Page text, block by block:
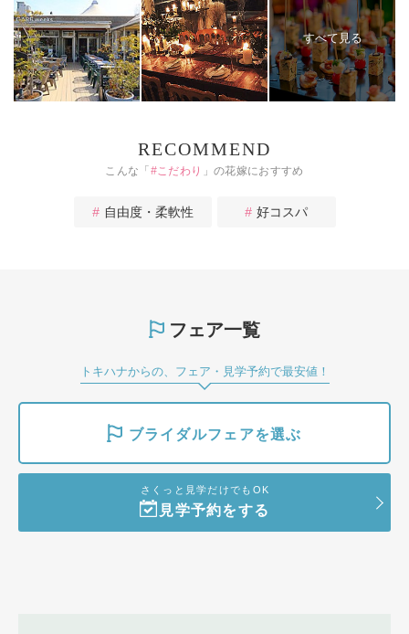
すべて見る
RECOMMEND
こんな「 #こだわり 」の花嫁におすすめ
自由度・柔軟性 好コスパ
フェア一覧
トキハナからの、フェア・見学予約で最安値！
ブライダルフェアを選ぶ
さくっと見学だけでもOK
見学予約をする